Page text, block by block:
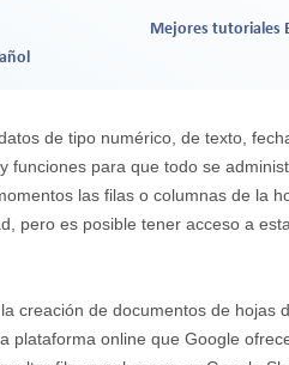
Mejores tutoriales
de tipo numérico, de texto,
funciones para que todo se
las filas o columnas de la
pero es posible tener acceso a
creación de documentos de hojas
plataforma online que Google